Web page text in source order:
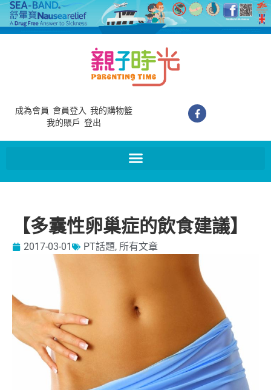
成為會員 會員登入 我的購物籃
我的賬戶 登出
【多囊性卵巢症的飲食建議】
2017-03-01 PT話題, 所有文章